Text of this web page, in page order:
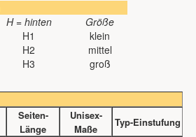
H = hinten
Größe
H1
klein
H2
mittel
H3 groß
Seiten-
Länge
Unisex-
Maße
Typ-Einstufung